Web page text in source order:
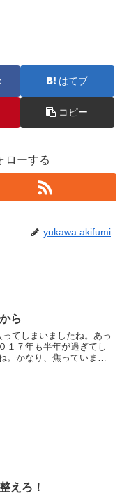
はてブ
コピー
ローする
yukawa akifumi
ら
ってしまいましたね。あっ
１７年も半年が過ぎてし
。かなり、焦っています
えろ！